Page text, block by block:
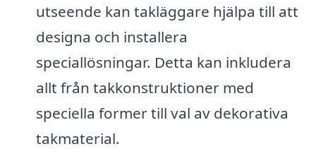
utseende kan takläggare hjälpa till att
designa och installera
speciallösningar. Detta kan inkludera
allt från takkonstruktioner med
speciella former till val av dekorativa
takmaterial.